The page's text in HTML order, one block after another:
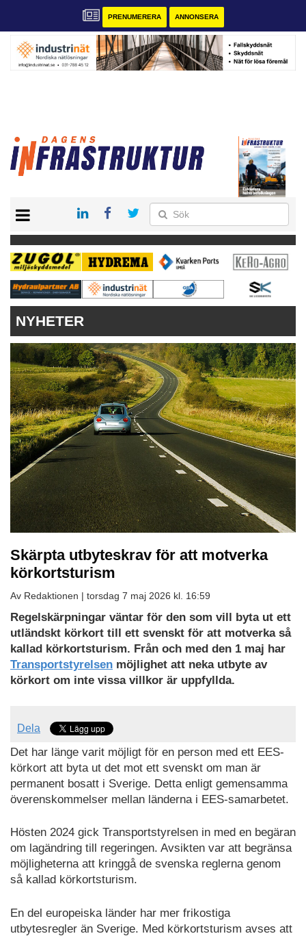
PRENUMERERA ANNONSERA
KONTAKT
VÅRA ANDRA MAGASIN
PRENUMERERA
ANNONSERA
NYHETER
Skärpta utbyteskrav för att motverka
körkortsturism
Av Redaktionen | torsdag 7 maj 2026 kl. 16:59
Regelskärpningar väntar för den som vill byta ut ett
utländskt körkort till ett svenskt för att motverka så
kallad körkortsturism. Från och med den 1 maj har
Transportstyrelsen möjlighet att neka utbyte av
körkort om inte vissa villkor är uppfyllda.
Dela
Det har länge varit möjligt för en person med ett EES-
körkort att byta ut det mot ett svenskt om man är
permanent bosatt i Sverige. Detta enligt gemensamma
överenskommelser mellan länderna i EES-samarbetet.
Hösten 2024 gick Transportstyrelsen in med en begäran
om lagändring till regeringen. Avsikten var att begränsa
möjligheterna att kringgå de svenska reglerna genom
så kallad körkortsturism.
En del europeiska länder har mer frikostiga
utbytesregler än Sverige. Med körkortsturism avses att